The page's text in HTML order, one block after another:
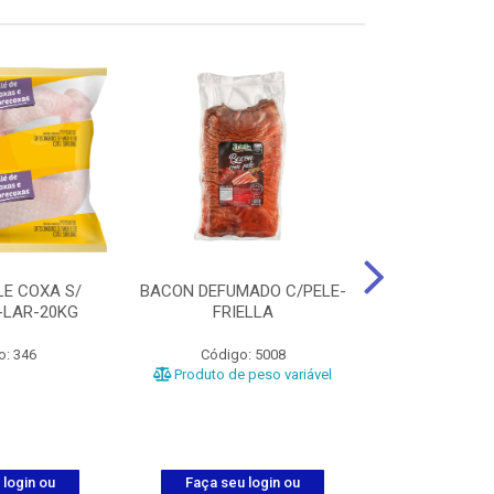
COXA S/
20KG
346
login ou
BACON DEFUMADO C/PELE-
FRIELLA
Código: 5008
Produto de peso variável
Faça seu login ou